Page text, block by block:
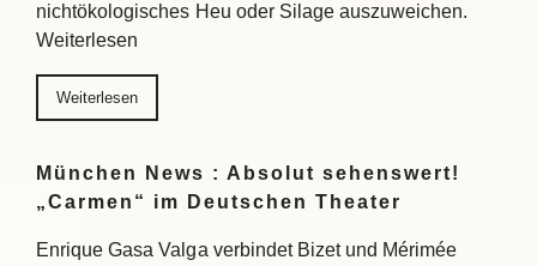
nichtökologisches Heu oder Silage auszuweichen.
Weiterlesen
Weiterlesen
München News : Absolut sehenswert!
„Carmen“ im Deutschen Theater
Enrique Gasa Valga verbindet Bizet und Mérimée